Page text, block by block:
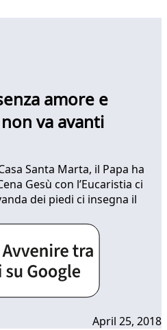
amore e
va avanti
Santa Marta, il Papa ha
Gesù con l’Eucaristia ci
dei piedi ci insegna il
April 25, 2018